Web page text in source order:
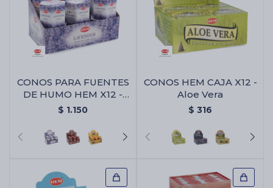
CONOS PARA FUENTES
DE HUMO HEM X12 -
Lavanda
$ 1.150
CONOS HEM CAJA X12 -
Aloe Vera
$ 316